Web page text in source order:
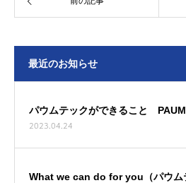
最近のお知らせ
パウムテックができること
2023.04.24
What we can do for you（パウム